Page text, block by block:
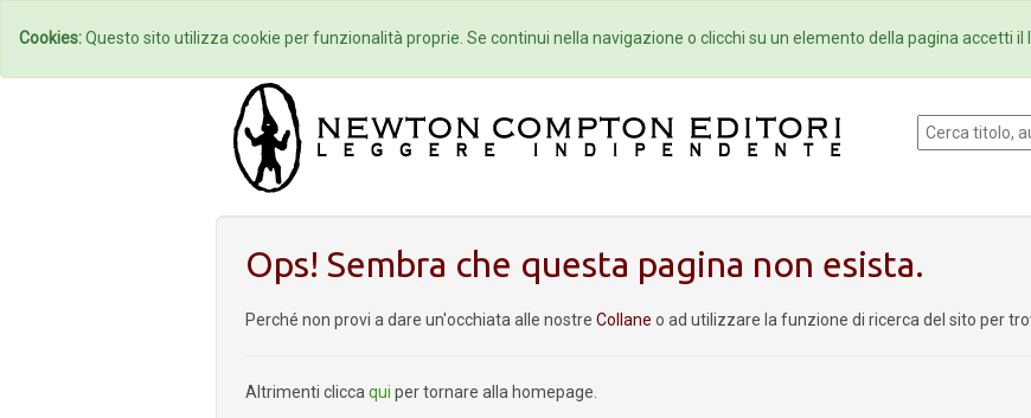
Home Autori Eventi Collane Newsletter
Ops! Sembra che questa pagina non esista.
Perché non provi a dare un'occhiata alle nostre Collane o ad utilizzare la funzione di ricerca del sito per
Altrimenti clicca qui per tornare alla homepage.
Cookies:Questo sito utilizza cookie per funzionalità proprie. Se continui nella navigazione o clicchi su un elemento della pagina accetti il